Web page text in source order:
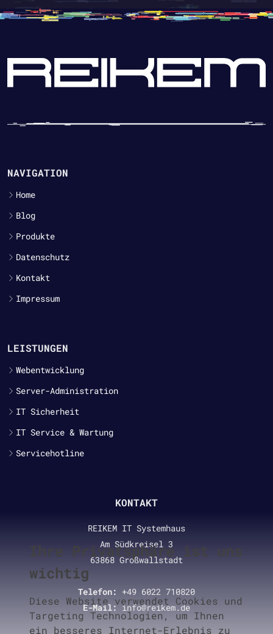
Ihre Privatsphäre ist uns
wichtig
Diese Website verwendet Cookies und
Targeting Technologien, um Ihnen
ein besseres Internet-Erlebnis zu
NAVIGATION
Home
Blog
Produkte
Datenschutz
Kontakt
Impressum
LEISTUNGEN
Webentwicklung
Server-Administration
IT Sicherheit
IT Service & Wartung
Servicehotline
KONTAKT
REIKEM IT Systemhaus
Am Südkreisel 3
63868 Großwallstadt
Telefon: +49 6022 710820
E-Mail:info@reikem.de